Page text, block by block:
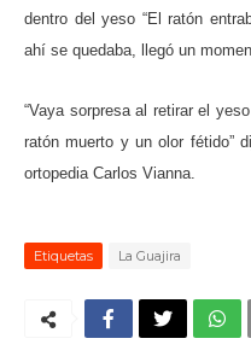
dentro del yeso “El ratón
ahí se quedaba, llegó un
“Vaya sorpresa al retirar el
ratón muerto y un olor fétido”
ortopedia Carlos Vianna.
Etiquetas La Guajira